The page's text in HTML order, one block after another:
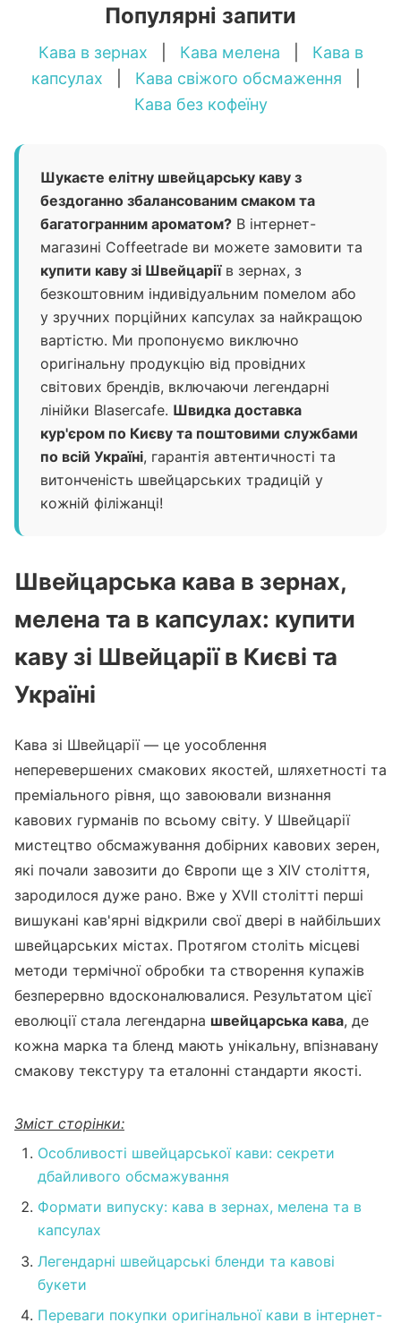
Шукаєте елітну швейцарську каву з
бездоганно збалансованим смаком та
багатогранним ароматом? В інтернет-
магазині Coffeetrade ви можете замовити та
купити каву зі Швейцаріїв зернах, з
безкоштовним індивідуальним помелом або
у зручних порційних капсулах за найкращою
вартістю. Ми пропонуємо виключно
оригінальну продукцію від провідних
світових брендів, включаючи легендарні
лінійки Blasercafe. Швидка доставка
кур'єром по Києву та поштовими службами
по всій Україні, гарантія автентичності та
витонченість швейцарських традицій у
кожній філіжанці!
Швейцарська кава в зернах,
мелена та в капсулах: купити
каву зі Швейцарії в Києві та
Україні
Кава зі Швейцарії — це уособлення
неперевершених смакових якостей, шляхетності та
преміального рівня, що завоювали визнання
кавових гурманів по всьому світу. У Швейцарії
мистецтво обсмажування добірних кавових зерен,
які почали завозити до Європи ще з XIV століття,
зародилося дуже рано. Вже у XVII столітті перші
вишукані кав'ярні відкрили свої двері в найбільших
швейцарських містах. Протягом століть місцеві
методи термічної обробки та створення купажів
безперервно вдосконалювалися. Результатом цієї
еволюції стала легендарна швейцарська кава, де
кожна марка та бленд мають унікальну, впізнавану
смакову текстуру та еталонні стандарти якості.
Зміст сторінки:
Особливості швейцарської кави: секрети
дбайливого обсмажування
Формати випуску: кава в зернах, мелена та в
капсулах
Легендарні швейцарські бленди та кавові
букети
Переваги покупки оригінальної кави в інтернет-
Популярні запити
Кава в зернах Кава мелена
Кава в
капсулах
Кава свіжого обсмаження
Кава без кофеїну